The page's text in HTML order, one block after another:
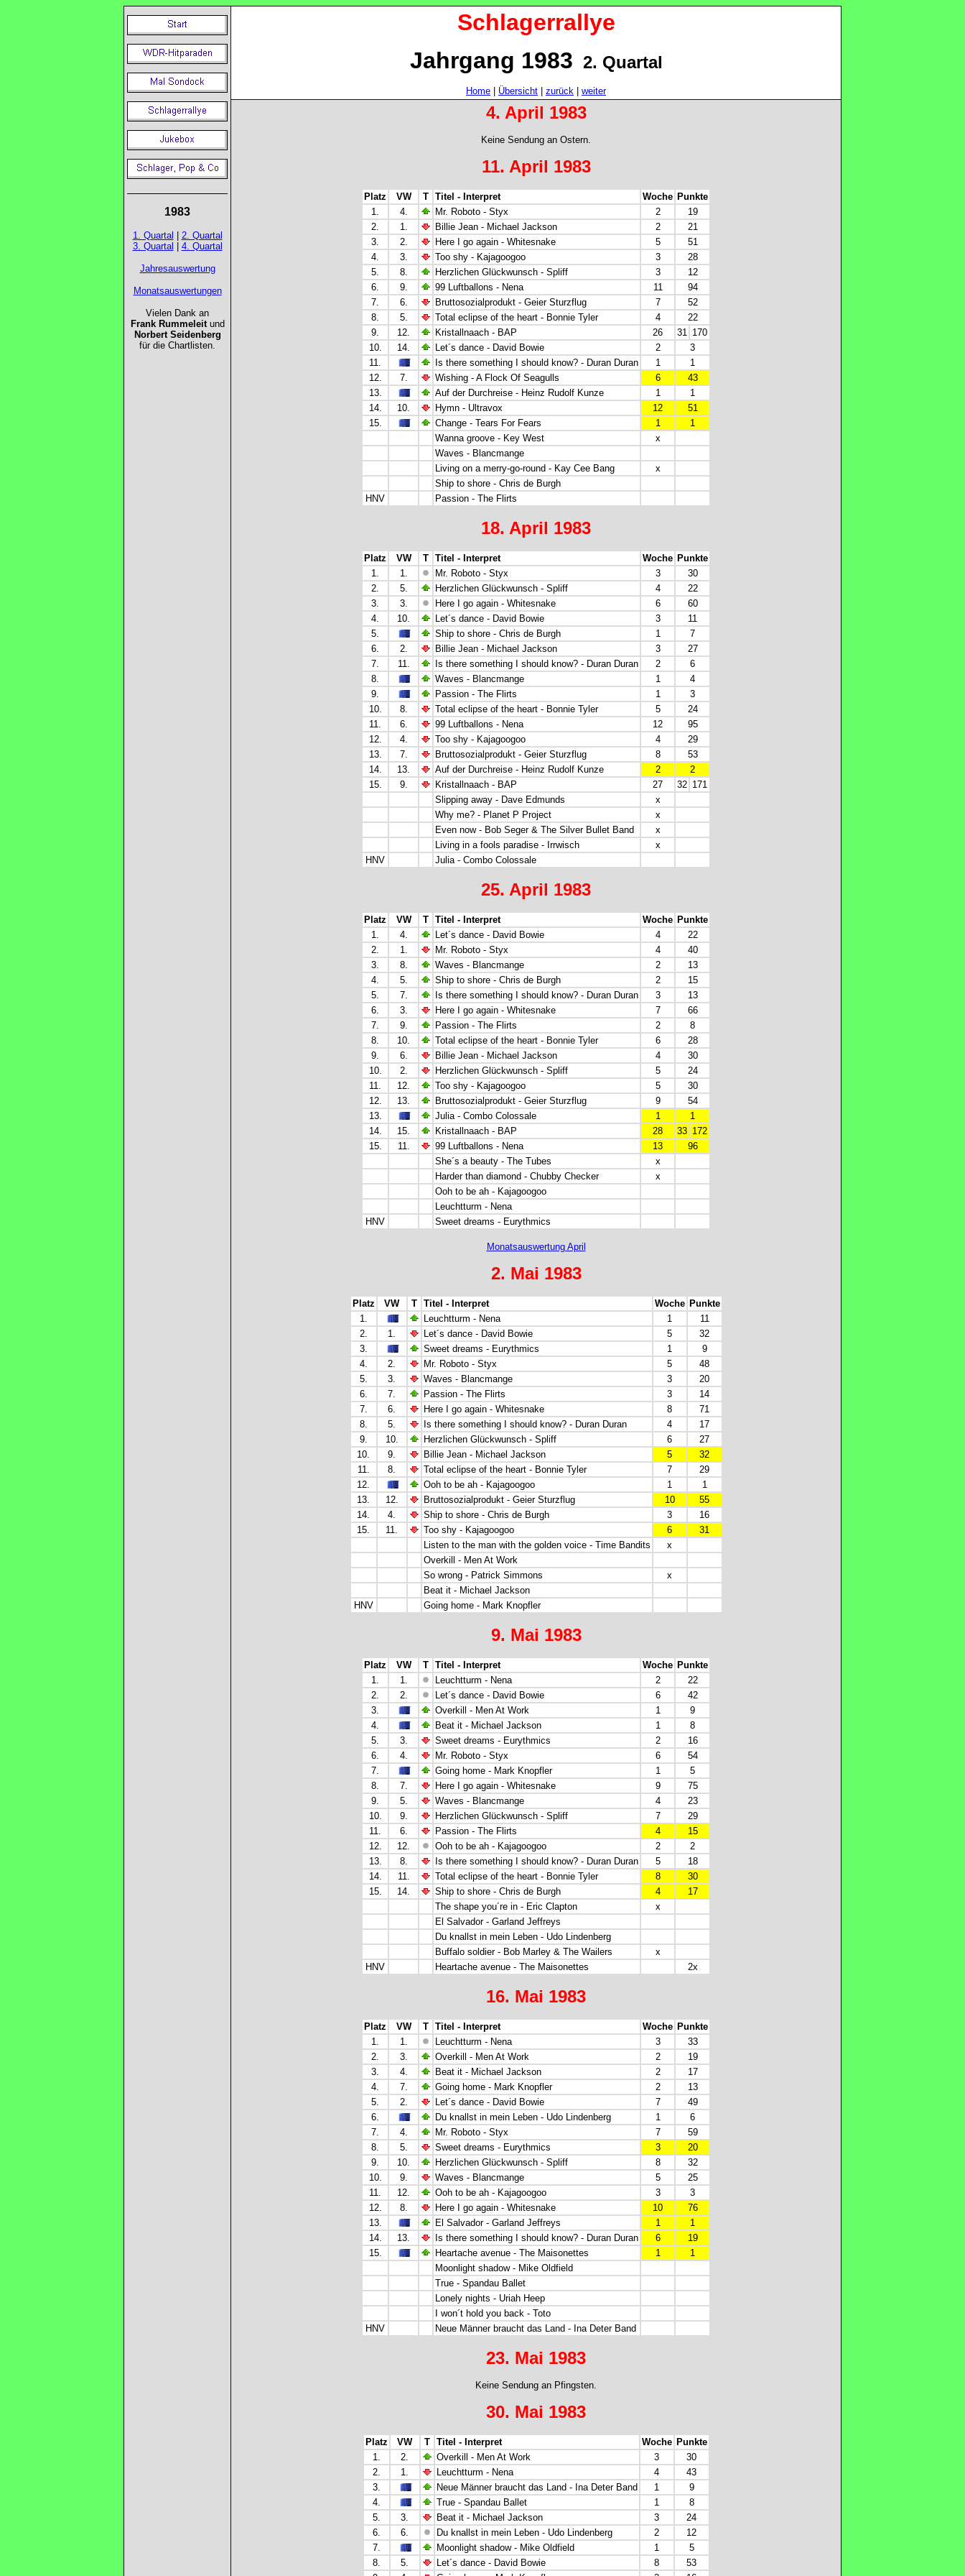
1983
1. Quartal
2. Quartal
3. Quartal
4. Quartal
Jahresauswertung
Monatsauswertungen
Vielen Dank an
Frank Rummeleit und
Norbert Seidenberg
für die Chartlisten.
Schlagerrallye
Jahrgang 1983 2. Quartal
Home Übersicht zurück weiter
4. April 1983
Keine Sendung an Ostern.
11. April 1983
Platz VW T Titel - Interpret Woche Punkte
1.
4. Mr. Roboto - Styx 2
19
2.
1. Billie Jean - Michael Jackson 2
21
3.
2. Here I go again - Whitesnake 5
51
4.
3. Too shy - Kajagoogoo 3
28
5.
8. Herzlichen Glückwunsch - Spliff 3
12
6.
9. 99 Luftballons - Nena 11
94
7.
6. Bruttosozialprodukt - Geier Sturzflug 7
52
8.
5. Total eclipse of the heart - Bonnie Tyler 4
22
9.
12. Kristallnaach - BAP 26 31 170
10.
14. Let´s dance - David Bowie 2
3
11.
Is there something I should know? - Duran Duran 1
1
12.
7. Wishing - A Flock Of Seagulls 6
43
13.
Auf der Durchreise - Heinz Rudolf Kunze 1
1
14.
10. Hymn - Ultravox 12
51
15.
Change - Tears For Fears 1
1
Wanna groove - Key West
x
Waves - Blancmange
Living on a merry-go-round - Kay Cee Bang
x
Ship to shore - Chris de Burgh
HNV
Passion - The Flirts
18. April 1983
Platz VW T Titel - Interpret Woche Punkte
1.
1. Mr. Roboto - Styx 3
30
2.
5. Herzlichen Glückwunsch - Spliff 4
22
3.
3. Here I go again - Whitesnake 6
60
4.
10. Let´s dance - David Bowie 3
11
5.
Ship to shore - Chris de Burgh 1
7
6.
2. Billie Jean - Michael Jackson 3
27
7.
11. Is there something I should know? - Duran Duran 2
6
8.
Waves - Blancmange 1
4
9.
Passion - The Flirts 1
3
10.
8. Total eclipse of the heart - Bonnie Tyler 5
24
11.
6. 99 Luftballons - Nena 12
95
12.
4. Too shy - Kajagoogoo 4
29
13.
7. Bruttosozialprodukt - Geier Sturzflug 8
53
14.
13. Auf der Durchreise - Heinz Rudolf Kunze 2
2
15.
9. Kristallnaach - BAP 27 32 171
Slipping away - Dave Edmunds
x
Why me? - Planet P Project
x
Even now - Bob Seger & The Silver Bullet Band
x
Living in a fools paradise - Irrwisch
x
HNV
Julia - Combo Colossale
25. April 1983
Platz VW T Titel - Interpret Woche Punkte
1.
4. Let´s dance - David Bowie 4
22
2.
1. Mr. Roboto - Styx 4
40
3.
8. Waves - Blancmange 2
13
4.
5. Ship to shore - Chris de Burgh 2
15
5.
7. Is there something I should know? - Duran Duran 3
13
6.
3. Here I go again - Whitesnake 7
66
7.
9. Passion - The Flirts 2
8
8.
10. Total eclipse of the heart - Bonnie Tyler 6
28
9.
6. Billie Jean - Michael Jackson 4
30
10.
2. Herzlichen Glückwunsch - Spliff 5
24
11.
12. Too shy - Kajagoogoo 5
30
12.
13. Bruttosozialprodukt - Geier Sturzflug 9
54
13.
Julia - Combo Colossale 1
1
14.
15. Kristallnaach - BAP 28 33 172
15.
11. 99 Luftballons - Nena 13
96
She´s a beauty - The Tubes
x
Harder than diamond - Chubby Checker
x
Ooh to be ah - Kajagoogoo
Leuchtturm - Nena
HNV
Sweet dreams - Eurythmics
Monatsauswertung April
2. Mai 1983
Platz VW T Titel - Interpret Woche Punkte
1.
Leuchtturm - Nena 1
11
2.
1. Let´s dance - David Bowie 5
32
3.
Sweet dreams - Eurythmics 1
9
4.
2. Mr. Roboto - Styx 5
48
5.
3. Waves - Blancmange 3
20
6.
7. Passion - The Flirts 3
14
7.
6. Here I go again - Whitesnake 8
71
8.
5. Is there something I should know? - Duran Duran 4
17
9.
10. Herzlichen Glückwunsch - Spliff 6
27
10.
9. Billie Jean - Michael Jackson 5
32
11.
8. Total eclipse of the heart - Bonnie Tyler 7
29
12.
Ooh to be ah - Kajagoogoo 1
1
13.
12. Bruttosozialprodukt - Geier Sturzflug 10
55
14.
4. Ship to shore - Chris de Burgh 3
16
15.
11. Too shy - Kajagoogoo 6
31
Listen to the man with the golden voice - Time Bandits
x
Overkill - Men At Work
So wrong - Patrick Simmons
x
Beat it - Michael Jackson
HNV
Going home - Mark Knopfler
9. Mai 1983
Platz VW T Titel - Interpret Woche Punkte
1.
1. Leuchtturm - Nena 2
22
2.
2. Let´s dance - David Bowie 6
42
3.
Overkill - Men At Work 1
9
4.
Beat it - Michael Jackson 1
8
5.
3. Sweet dreams - Eurythmics 2
16
6.
4. Mr. Roboto - Styx 6
54
7.
Going home - Mark Knopfler 1
5
8.
7. Here I go again - Whitesnake 9
75
9.
5. Waves - Blancmange 4
23
10.
9. Herzlichen Glückwunsch - Spliff 7
29
11.
6. Passion - The Flirts 4
15
12.
12. Ooh to be ah - Kajagoogoo 2
2
13.
8. Is there something I should know? - Duran Duran 5
18
14.
11. Total eclipse of the heart - Bonnie Tyler 8
30
15.
14. Ship to shore - Chris de Burgh 4
17
The shape you´re in - Eric Clapton
x
El Salvador - Garland Jeffreys
Du knallst in mein Leben - Udo Lindenberg
Buffalo soldier - Bob Marley & The Wailers
x
HNV
Heartache avenue - The Maisonettes 2x
16. Mai 1983
Platz VW T Titel - Interpret Woche Punkte
1.
1. Leuchtturm - Nena 3
33
2.
3. Overkill - Men At Work 2
19
3.
4. Beat it - Michael Jackson 2
17
4.
7. Going home - Mark Knopfler 2
13
5.
2. Let´s dance - David Bowie 7
49
6.
Du knallst in mein Leben - Udo Lindenberg 1
6
7.
4. Mr. Roboto - Styx 7
59
8.
5. Sweet dreams - Eurythmics 3
20
9.
10. Herzlichen Glückwunsch - Spliff 8
32
10.
9. Waves - Blancmange 5
25
11.
12. Ooh to be ah - Kajagoogoo 3
3
12.
8. Here I go again - Whitesnake 10
76
13.
El Salvador - Garland Jeffreys 1
1
14.
13. Is there something I should know? - Duran Duran 6
19
15.
Heartache avenue - The Maisonettes 1
1
Moonlight shadow - Mike Oldfield
True - Spandau Ballet
Lonely nights - Uriah Heep
I won´t hold you back - Toto
HNV
Neue Männer braucht das Land - Ina Deter Band
23. Mai 1983
Keine Sendung an Pfingsten.
30. Mai 1983
Platz VW T Titel - Interpret Woche Punkte
1.
2. Overkill - Men At Work 3
30
2.
1. Leuchtturm - Nena 4
43
3.
Neue Männer braucht das Land - Ina Deter Band 1
9
4.
True - Spandau Ballet 1
8
5.
3. Beat it - Michael Jackson 3
24
6.
6. Du knallst in mein Leben - Udo Lindenberg 2
12
7.
Moonlight shadow - Mike Oldfield 1
5
8.
5. Let´s dance - David Bowie 8
53